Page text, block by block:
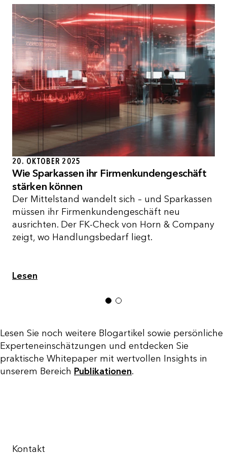
20. OKTOBER 2025
Wie Sparkassen ihr Firmenkundengeschäft
stärken können
Der Mittelstand wandelt sich – und Sparkassen
müssen ihr Firmenkundengeschäft neu
ausrichten. Der FK-Check von Horn & Company
zeigt, wo Handlungsbedarf liegt.
Lesen
1 2
Lesen Sie noch weitere Blogartikel sowie persönliche
Experteneinschätzungen und entdecken Sie
praktische Whitepaper mit wertvollen Insights in
unserem Bereich Publikationen.
Kontakt